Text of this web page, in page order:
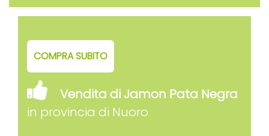
COMPRA SUBITO
Vendita di Jamon Pata Negra
in provincia di Nuoro